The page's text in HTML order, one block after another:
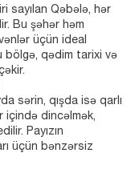
sayılan Qəbələ, hər
Bu şəhər həm
üçün ideal
bölgə, qədim tarixi və
sərin, qışda isə qarlı
içində dincəlmək,
Payızın
üçün bənzərsiz